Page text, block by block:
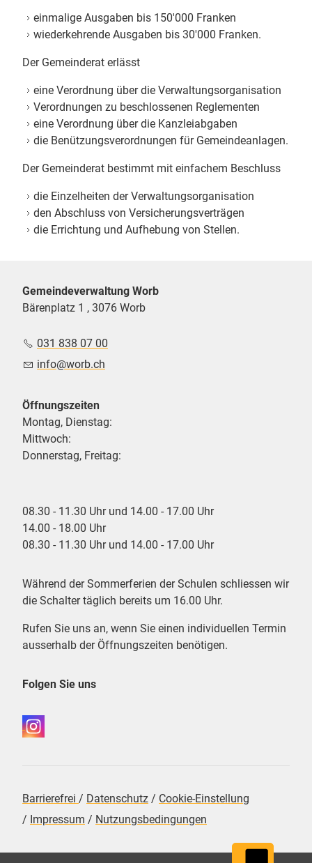
einmalige Ausgaben bis 150'000 Franken
wiederkehrende Ausgaben bis 30'000 Franken.
Der Gemeinderat erlässt
eine Verordnung über die Verwaltungsorganisation
Verordnungen zu beschlossenen Reglementen
eine Verordnung über die Kanzleiabgaben
die Benützungsverordnungen für Gemeindeanlagen.
Der Gemeinderat bestimmt mit einfachem Beschluss
die Einzelheiten der Verwaltungsorganisation
den Abschluss von Versicherungsverträgen
die Errichtung und Aufhebung von Stellen.
Gemeindeverwaltung Worb
Bärenplatz 1 , 3076 Worb
031 838 07 00
nf
w rb ch
Öffnungszeiten
Montag, Dienstag:
Mittwoch:
Donnerstag, Freitag:
08.30 - 11.30 Uhr und 14.00 - 17.00 Uhr
14.00 - 18.00 Uhr
08.30 - 11.30 Uhr und 14.00 - 17.00 Uhr
Während der Sommerferien der Schulen schliessen wir
die Schalter täglich bereits um 16.00 Uhr.
Rufen Sie uns an, wenn Sie einen individuellen Termin
ausserhalb der Öffnungszeiten benötigen.
Folgen Sie uns
Barrierefrei / Datenschutz / Cookie-Einstellung
/ Impressum / Nutzungsbedingungen